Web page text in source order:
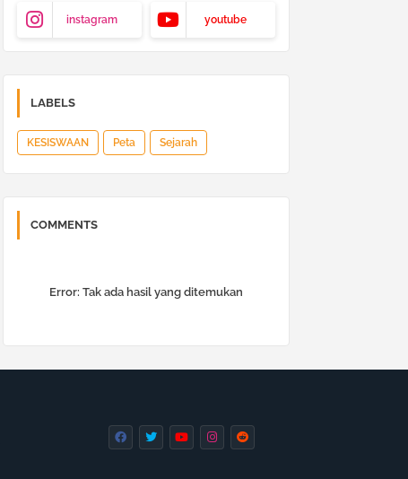
instagram youtube
LABELS
KESISWAAN Peta Sejarah
COMMENTS
Error: Tak ada hasil yang ditemukan